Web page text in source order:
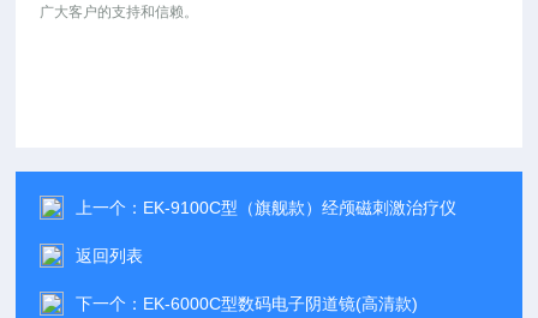
广大客户的支持和信赖。
上一个： EK-9100C型（旗舰款）经颅磁刺激治疗仪
返回列表
下一个： EK-6000C型数码电子阴道镜(高清款)